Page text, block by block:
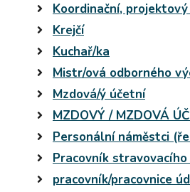
Koordinační,
Krejčí
Kuchař/ka
Mistr/ová odborného
Mzdová/ý účetní
MZDOVÝ / MZDOVÁ
Personální náměstci
Pracovník
pracovník/pracovnice